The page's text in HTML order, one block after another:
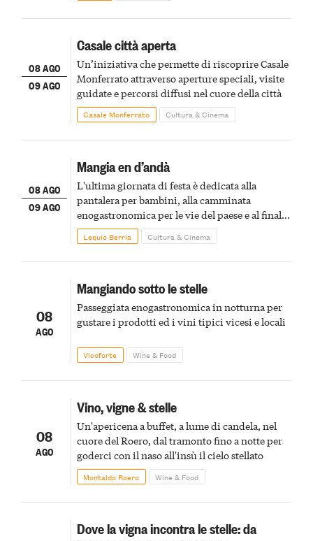
08 AGO
09 AGO
Casale città aperta
Un’iniziativa che permette di riscoprire Casale
Monferrato attraverso aperture speciali, visite
guidate e percorsi diffusi nel cuore della città
Casale Monferrato Cultura & Cinema
08 AGO
09 AGO
Mangia en d’andà
L'ultima giornata di festa è dedicata alla
pantalera per bambini, alla camminata
enogastronomica per le vie del paese e al finale
pirotecnico
Lequio Berria Cultura & Cinema
08
AGO
Mangiando sotto le stelle
Passeggiata enogastronomica in notturna per
gustare i prodotti ed i vini tipici vicesi e locali
Vicoforte Wine & Food
08
AGO
Vino, vigne & stelle
Un'apericena a buffet, a lume di candela, nel
cuore del Roero, dal tramonto fino a notte per
goderci con il naso all'insù il cielo stellato
Montaldo Roero Wine & Food
Dove la vigna incontra le stelle: da